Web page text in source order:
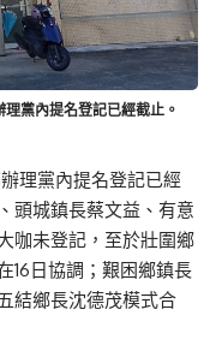
黨內提名登記已經截止。
理黨內提名登記已經
頭城鎮長蔡文益、有意
咖未登記，至於壯圍鄉
16日協調；艱困鄉鎮長
結鄉長沈德茂模式合